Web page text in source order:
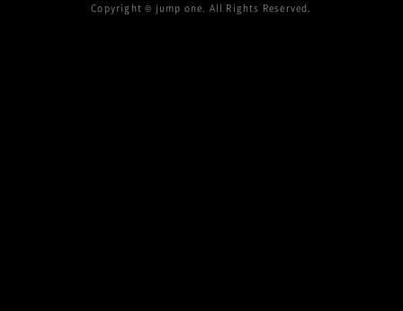
Copyright © jump one. All Rights Reserved.